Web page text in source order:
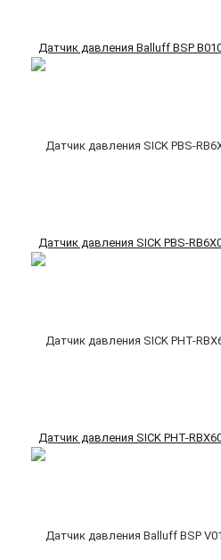
Датчик давления Balluff BSP
Датчик давления SICK PBS-
Датчик давления SICK PHT-